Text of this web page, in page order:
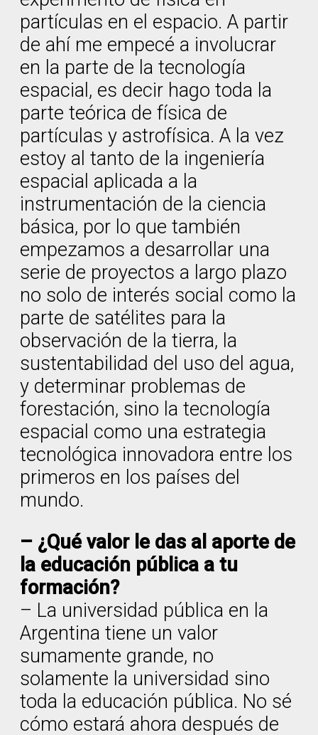
partículas en el espacio. A partir
de ahí me empecé a involucrar
en la parte de la tecnología
espacial, es decir hago toda la
parte teórica de física de
partículas y astrofísica. A la vez
estoy al tanto de la ingeniería
espacial aplicada a la
instrumentación de la ciencia
básica, por lo que también
empezamos a desarrollar una
serie de proyectos a largo plazo
no solo de interés social como la
parte de satélites para la
observación de la tierra, la
sustentabilidad del uso del agua,
y determinar problemas de
forestación, sino la tecnología
espacial como una estrategia
tecnológica innovadora entre los
primeros en los países del
mundo.
– ¿Qué valor le das al aporte de
la educación pública a tu
formación?
– La universidad pública en la
Argentina tiene un valor
sumamente grande, no
solamente la universidad sino
toda la educación pública. No sé
cómo estará ahora después de